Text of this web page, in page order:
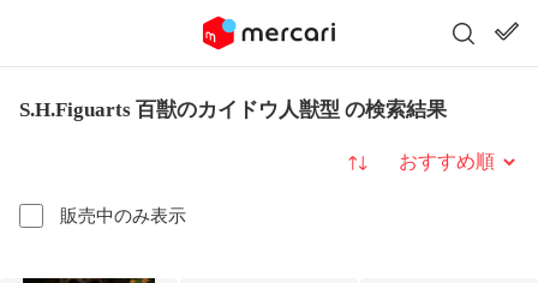
S.H.Figuarts 百獣のカイドウ人獣型 の検索結果
販売中のみ表示
並び替え